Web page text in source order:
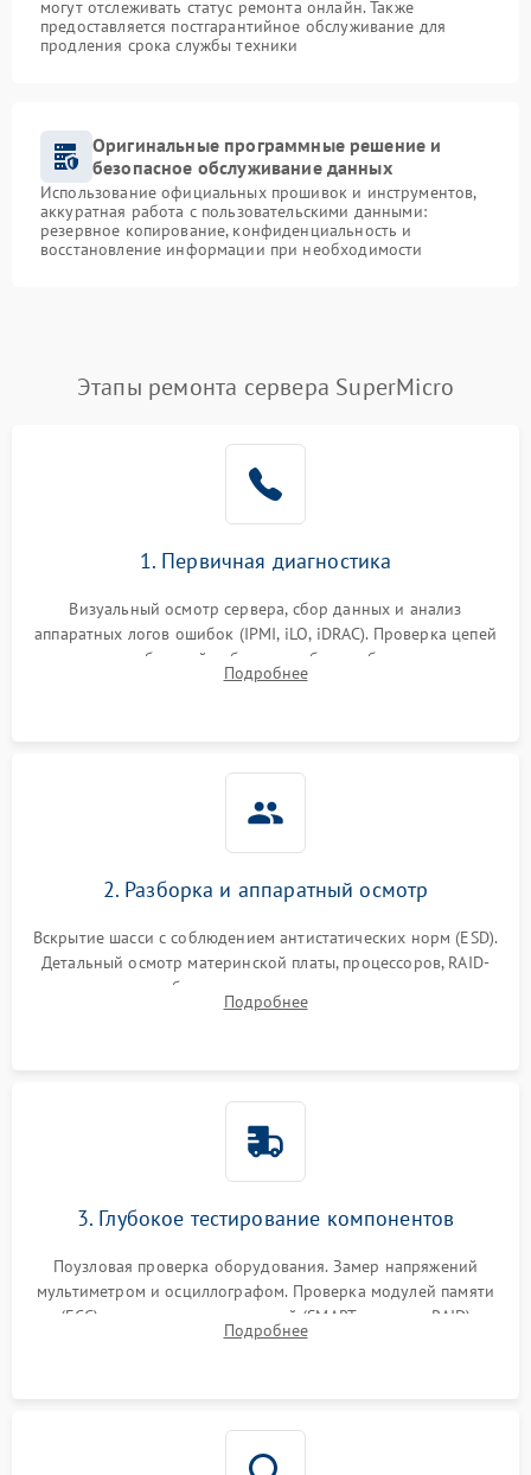
могут отслеживать статус ремонта онлайн. Также
предоставляется постгарантийное обслуживание для
продления срока службы техники
Оригинальные программные решение и
безопасное обслуживание данных
Использование официальных прошивок и инструментов,
аккуратная работа с пользовательскими данными:
резервное копирование, конфиденциальность и
восстановление информации при необходимости
Этапы ремонта сервера SuperMicro
1. Первичная диагностика
Визуальный осмотр сервера, сбор данных и анализ
аппаратных логов ошибок (IPMI, iLO, iDRAC). Проверка цепей
питания и базовой работоспособности без вскрытия
корпуса для быстрой локализации сбоя.
Подробнее
2. Разборка и аппаратный осмотр
Вскрытие шасси с соблюдением антистатических норм (ESD).
Детальный осмотр материнской платы, процессоров, RAID-
контроллеров и блоков питания на наличие термических
повреждений, прогаров или окислений.
Подробнее
3. Глубокое тестирование компонентов
Поузловая проверка оборудования. Замер напряжений
мультиметром и осциллографом. Проверка модулей памяти
(ECC) и состояния накопителей (SMART, массивы RAID)
специализированными диагностическими утилитами.
Подробнее